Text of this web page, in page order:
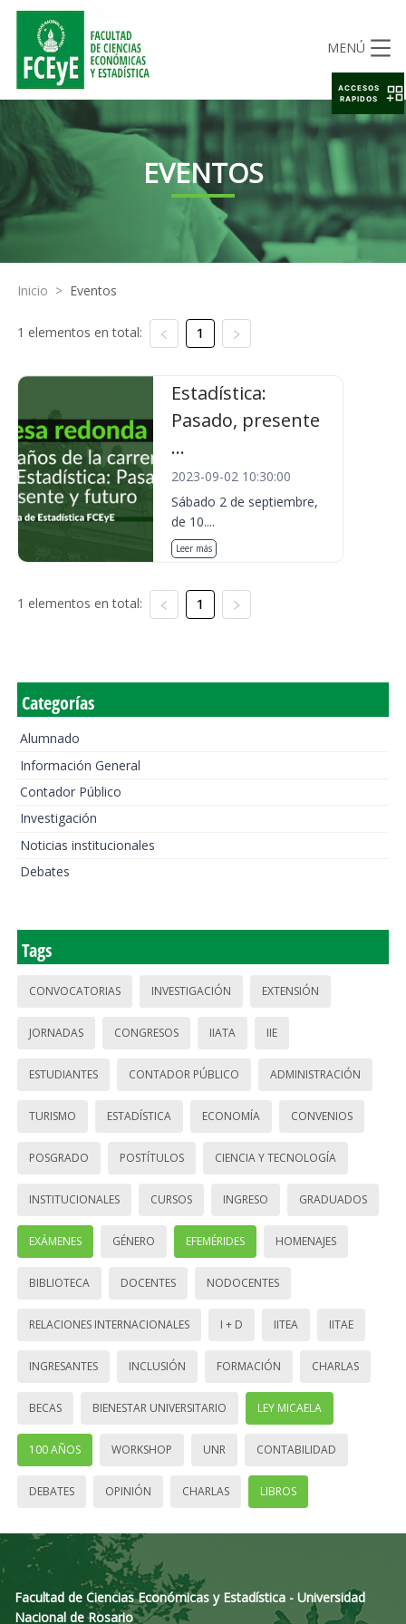
MENÚ
EVENTOS
Inicio > Eventos
1 elementos en total: 1
Estadística:
Pasado, presente
...
2023-09-02 10:30:00
Sábado 2 de septiembre,
de 10....
Leer más
1 elementos en total: 1
Categorías
Alumnado
Información General
Contador Público
Investigación
Noticias institucionales
Debates
Tags
CONVOCATORIAS INVESTIGACIÓN EXTENSIÓN
JORNADAS CONGRESOS IIATA IIE
ESTUDIANTES CONTADOR PÚBLICO ADMINISTRACIÓN
TURISMO ESTADÍSTICA ECONOMÍA CONVENIOS
POSGRADO POSTÍTULOS CIENCIA Y TECNOLOGÍA
INSTITUCIONALES CURSOS INGRESO GRADUADOS
EXÁMENES GÉNERO EFEMÉRIDES HOMENAJES
BIBLIOTECA DOCENTES NODOCENTES
RELACIONES INTERNACIONALES I + D IITEA IITAE
INGRESANTES INCLUSIÓN FORMACIÓN CHARLAS
BECAS BIENESTAR UNIVERSITARIO LEY MICAELA
100 AÑOS WORKSHOP UNR CONTABILIDAD
DEBATES OPINIÓN CHARLAS LIBROS
Facultad de Ciencias Económicas y Estadística - Universidad
Nacional de Rosario
ACCESOS
RAPIDOS